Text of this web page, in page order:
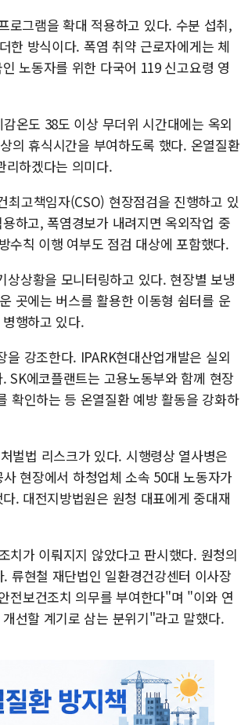
로그램을 확대 적용하고 있다. 수분 섭취,
한 방식이다. 폭염 취약 근로자에게는 체
노동자를 위한 다국어 119 신고요령 영
온도 38도 이상 무더위 시간대에는 옥외
의 휴식시간을 부여하도록 했다. 온열질환
리하겠다는 의미다.
고책임자(CSO) 현장점검을 진행하고 있
하고, 폭염경보가 내려지면 옥외작업 중
수칙 이행 여부도 점검 대상에 포함했다.
상황을 모니터링하고 있다. 현장별 보냉
곳에는 버스를 활용한 이동형 쉼터를 운
행하고 있다.
강조한다. IPARK현대산업개발은 실외
SK에코플랜트는 고용노동부와 함께 현장
확인하는 등 온열질환 예방 활동을 강화하
벌법 리스크가 있다. 시행령상 열사병은
현장에서 하청업체 소속 50대 노동자가
. 대전지방법원은 원청 대표에게 중대재
치가 이뤄지지 않았다고 판시했다. 원청의
류현철 재단법인 일환경건강센터 이사장
전보건조치 의무를 부여한다"며 "이와 연
선할 계기로 삼는 분위기"라고 말했다.